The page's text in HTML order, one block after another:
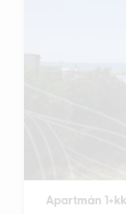
Apartmán